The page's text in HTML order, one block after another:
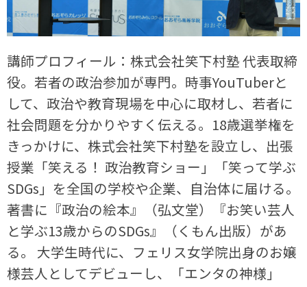
講師プロフィール：株式会社笑下村塾 代表取締
役。若者の政治参加が専門。時事YouTuberと
して、政治や教育現場を中心に取材し、若者に
社会問題を分かりやすく伝える。18歳選挙権を
きっかけに、株式会社笑下村塾を設立し、出張
授業「笑える！ 政治教育ショー」「笑って学ぶ
SDGs」を全国の学校や企業、自治体に届ける。
著書に『政治の絵本』（弘文堂）『お笑い芸人
と学ぶ13歳からのSDGs』（くもん出版）があ
る。 大学生時代に、フェリス女学院出身のお嬢
様芸人としてデビューし、「エンタの神様」